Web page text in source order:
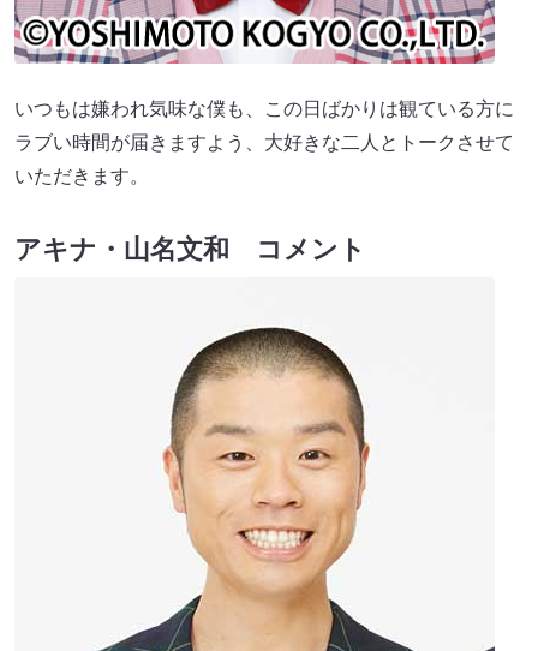
いつもは嫌われ気味な僕も、この日ばかりは観ている方に
ラブい時間が届きますよう、大好きな二人とトークさせて
いただきます。
アキナ・山名文和 コメント